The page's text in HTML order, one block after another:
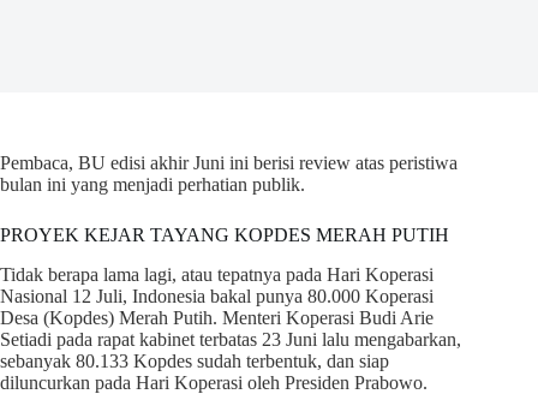
Pembaca, BU edisi akhir Juni ini berisi review atas peristiwa
bulan ini yang menjadi perhatian publik.
PROYEK KEJAR TAYANG KOPDES MERAH PUTIH
Tidak berapa lama lagi, atau tepatnya pada Hari Koperasi
Nasional 12 Juli, Indonesia bakal punya 80.000 Koperasi
Desa (Kopdes) Merah Putih. Menteri Koperasi Budi Arie
Setiadi pada rapat kabinet terbatas 23 Juni lalu mengabarkan,
sebanyak 80.133 Kopdes sudah terbentuk, dan siap
diluncurkan pada Hari Koperasi oleh Presiden Prabowo.